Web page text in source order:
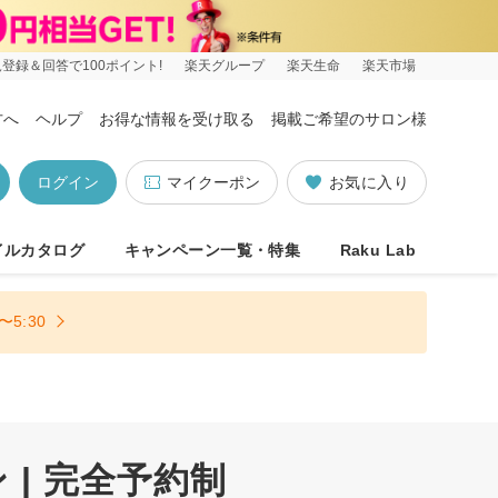
録＆回答で100ポイント! 楽天グループ 楽天生命 楽天市場
へ ヘルプ お得な情報を受け取る 掲載ご希望のサロン様
お気に入り
マイクーポン
ログイン
ルカタログ キャンペーン一覧・特集 Raku Lab
5:30
| 完全予約制